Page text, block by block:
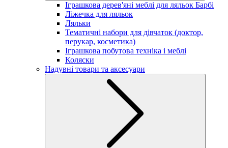
Іграшкова дерев'яні меблі для ляльок Барбі
Ліжечка для ляльок
Ляльки
Тематичні набори для дівчаток (доктор,
перукар, косметика)
Іграшкова побутова техніка і меблі
Коляски
Надувні товари та аксесуари